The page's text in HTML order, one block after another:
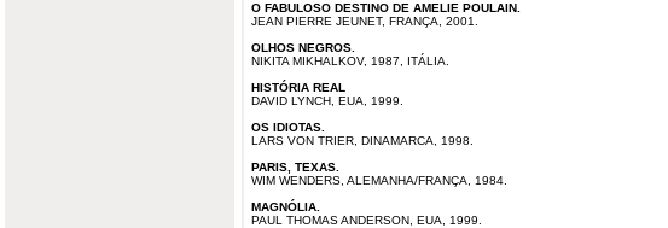
O FABULOSO DESTINO DE AMELIE POULAIN.
JEAN PIERRE JEUNET, FRANÇA, 2001.
OLHOS NEGROS.
NIKITA MIKHALKOV, 1987, ITÁLIA.
HISTÓRIA REAL
DAVID LYNCH, EUA, 1999.
OS IDIOTAS.
LARS VON TRIER, DINAMARCA, 1998.
PARIS, TEXAS.
WIM WENDERS, ALEMANHA/FRANÇA, 1984.
MAGNÓLIA.
PAUL THOMAS ANDERSON, EUA, 1999.